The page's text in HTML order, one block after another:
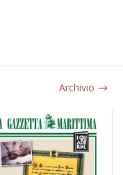
Archivio